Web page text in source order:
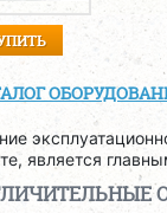
является